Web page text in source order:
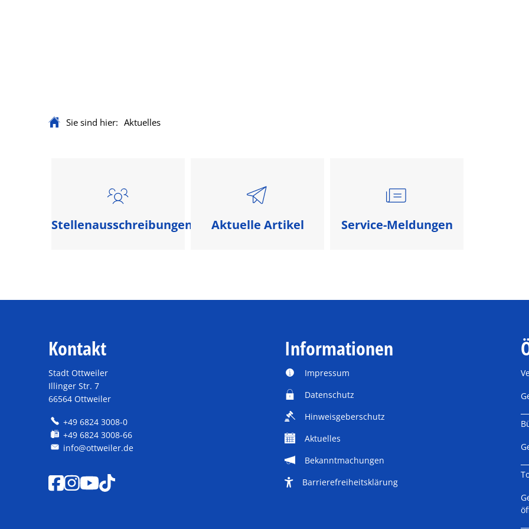
Sie sind hier: Aktuelles
Stellenausschreibungen Aktuelle Artikel Service-Meldungen
Kontakt
Stadt Ottweiler
Illinger Str. 7
66564 Ottweiler
+49 6824 3008-0
+49 6824 3008-66
info@ottweiler.de
Informationen
Impressum
Datenschutz
Hinweisgeberschutz
Aktuelles
Bekanntmachungen
Barrierefreiheitsklärung